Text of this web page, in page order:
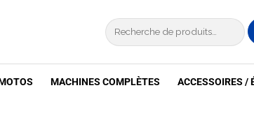
MACHINES COMPLÈTES ACCESSOIRES /